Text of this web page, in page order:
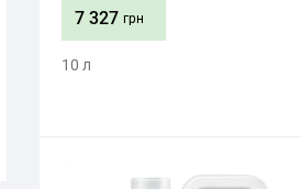
7 327 грн
10 л